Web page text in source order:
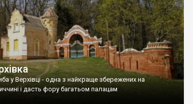
у Верхівці - одна з найкраще збережених на
і дасть фору багатьом палацам